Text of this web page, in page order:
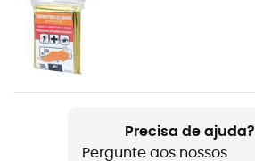
Género
Homem / Mulher
Nome do produto
Precisa de ajuda?
Pergunte aos nossos